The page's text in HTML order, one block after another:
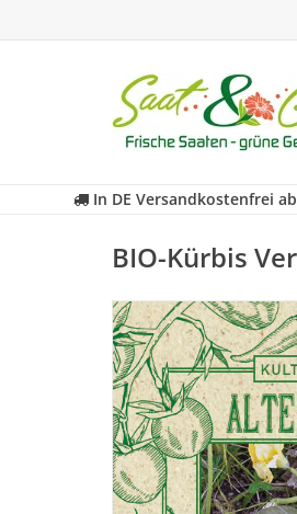
In DE Versandkostenfrei
BIO-Kürbis